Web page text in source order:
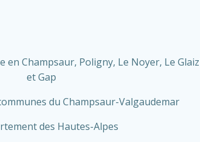
en Champsaur, Poligny, Le Noyer, Le
et Gap
du Champsaur-Valgaudemar
des Hautes-Alpes